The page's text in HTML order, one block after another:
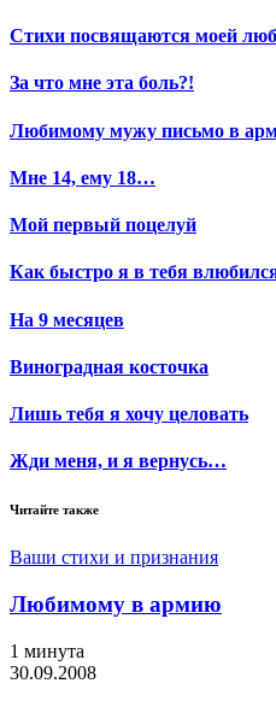
Стихи посвящаются моей
За что мне эта боль?!
Любимому мужу письмо в
Мне 14, ему 18…
Мой первый поцелуй
Как быстро я в тебя
На 9 месяцев
Виноградная косточка
Лишь тебя я хочу целовать
Жди меня, и я вернусь…
Читайте также
Ваши стихи и признания
Любимому в армию
1 минута
30.09.2008